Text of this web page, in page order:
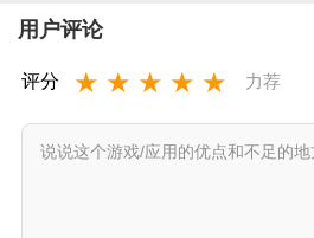
用户评论
评分 ★ ★ ★ ★ ★ 力荐